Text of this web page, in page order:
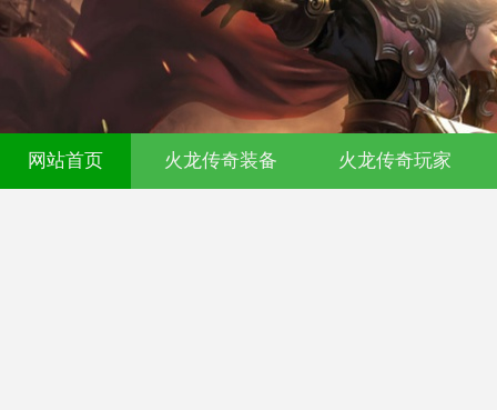
00ok传奇发布网-今日新开传奇私服-
网站首页 火龙传奇装备 火龙传奇玩家